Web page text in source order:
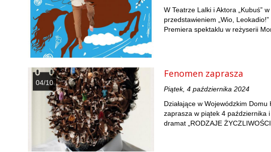
W Teatrze Lalki i Aktora „Kubuś”
przedstawieniem „Wio,
Premiera spektaklu w reżyserii
04/10
Fenomen zaprasza
Piątek, 4 października 2024
Działające w Wojewódzkim
zaprasza w piątek 4 października
dramat „RODZAJE